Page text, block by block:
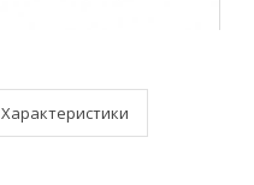
Характеристики